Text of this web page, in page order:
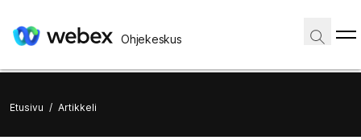
Ohjekeskus
Etusivu / Artikkeli